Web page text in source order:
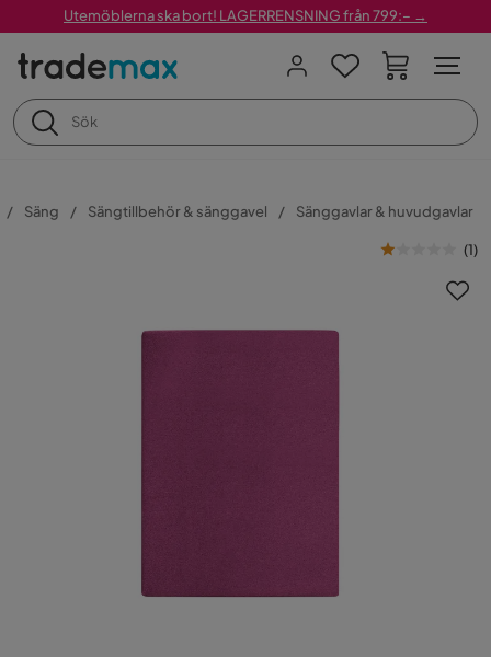
Utemöblerna ska bort! LAGERRENSNING från 799:– →
Säng Sängtillbehör & sänggavel Sänggavlar & huvudgavlar
(1)